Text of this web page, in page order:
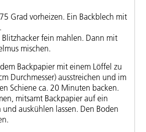
Grad vorheizen. Ein Backblech mit
fein mahlen. Dann mit
mischen.
Backpapier mit einem Löffel zu
Durchmesser) ausstreichen und im
Schiene ca. 20 Minuten backen.
mitsamt Backpapier auf ein
auskühlen lassen. Den Boden